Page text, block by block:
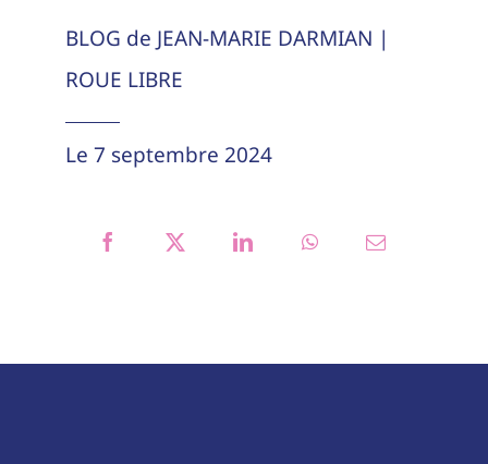
BLOG de JEAN-MARIE DARMIAN |
ROUE LIBRE
Le 7 septembre 2024